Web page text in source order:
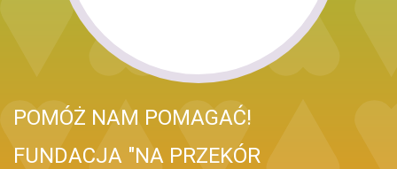
POMÓŻ NAM POMAGAĆ!
FUNDACJA "NA PRZEKÓR